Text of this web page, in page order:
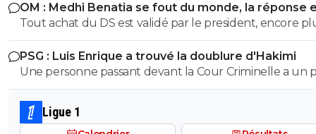
OM : Medhi Benatia se fout du monde, la réponse
violente
Tout achat du DS est validé par le president, encore
quand ce president est la depuis plus de 5ans et que c
qui a signé les accords avec l UEFA. On peut reprocher à
Benatia le choix de certains joueurs, ou certaines
sportif, mais le financier etait du ressort de Longoria.
PSG : Luis Enrique a trouvé la doublure d'Hakimi
Une personne passant devant la Cour Criminelle a un
plus de 5 % de chance d'être acquitée. Donc...
Ligue 1